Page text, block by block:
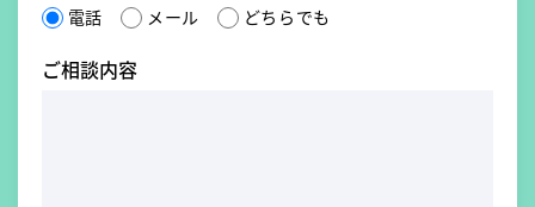
電話 メール どちらでも
ご相談内容